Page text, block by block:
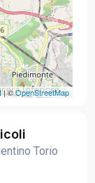
| ©OpenStreetMap
Torio